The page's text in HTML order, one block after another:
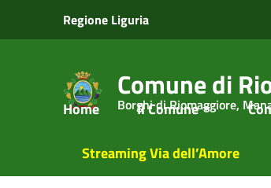
Vai ai contenuti
Vai al menu di navigazione
Regione Liguria
Comune di
Borghi di Riomaggiore,
Home Il Comune
Streaming Via dell’Amore